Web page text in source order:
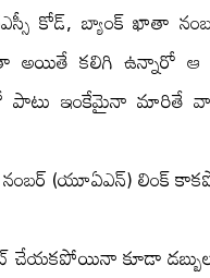
కోడ్, బ్యాంక్ ఖాతా
అయితే కలిగి ఉన్నారో ఆ
పాటు ఇంకేమైనా మారితే
(యూఏఎన్) లింక్
చేయకపోయినా కూడా